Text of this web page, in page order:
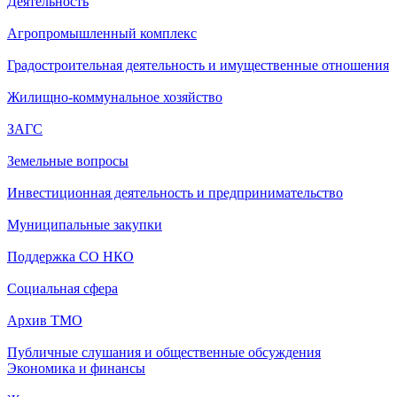
Агропромышленный комплекс
Градостроительная деятельность и имущественные отношения
Жилищно-коммунальное хозяйство
ЗАГС
Земельные вопросы
Инвестиционная деятельность и предпринимательство
Муниципальные закупки
Поддержка СО НКО
Социальная сфера
Архив ТМО
Публичные слушания и общественные обсуждения
Экономика и финансы